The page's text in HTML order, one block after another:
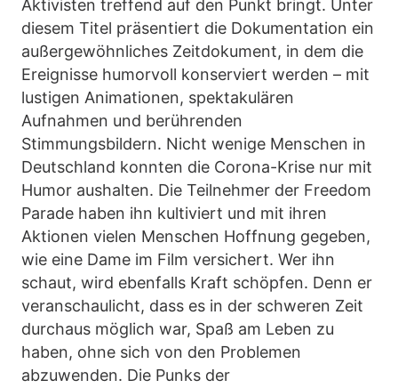
Aktivisten treffend auf den Punkt bringt. Unter
diesem Titel präsentiert die Dokumentation ein
außergewöhnliches Zeitdokument, in dem die
Ereignisse humorvoll konserviert werden – mit
lustigen Animationen, spektakulären
Aufnahmen und berührenden
Stimmungsbildern. Nicht wenige Menschen in
Deutschland konnten die Corona-Krise nur mit
Humor aushalten. Die Teilnehmer der Freedom
Parade haben ihn kultiviert und mit ihren
Aktionen vielen Menschen Hoffnung gegeben,
wie eine Dame im Film versichert. Wer ihn
schaut, wird ebenfalls Kraft schöpfen. Denn er
veranschaulicht, dass es in der schweren Zeit
durchaus möglich war, Spaß am Leben zu
haben, ohne sich von den Problemen
abzuwenden. Die Punks der